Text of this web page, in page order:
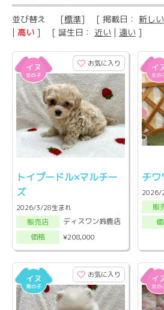
並び替え [標準] [ 掲載日： 新しい
| 高い ] [ 誕生日： 近い | 遠い ]
お気に入り
トイプードル×マルチー
ズ
2026/3/28生まれ
販売店
ディスワン鈴鹿店
価格
¥208,000
チワ
2026/
販
お気に入り